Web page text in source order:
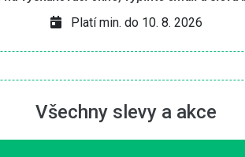
Platí min. do 10. 8. 2026
Všechny slevy a akce